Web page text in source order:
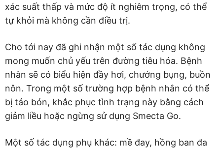
xác suất thấp và mức độ ít nghiêm trọng, có thể
tự khỏi mà không cần điều trị.
Cho tới nay đã ghi nhận một số tác dụng không
mong muốn chủ yếu trên đường tiêu hóa. Bệnh
nhân sẽ có biểu hiện đầy hơi, chướng bụng, buồn
nôn. Trong một số trường hợp bệnh nhân có thể
bị táo bón, khắc phục tình trạng này bằng cách
giảm liều hoặc ngừng sử dụng Smecta Go.
Một số tác dụng phụ khác: mề đay, hồng ban đa